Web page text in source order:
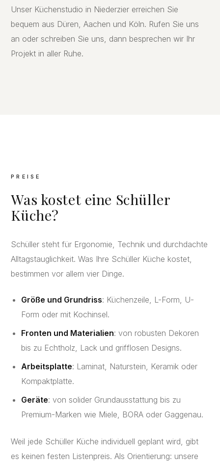
Unser Küchenstudio in Niederzier erreichen Sie
bequem aus Düren, Aachen und Köln. Rufen Sie uns
an oder schreiben Sie uns, dann besprechen wir Ihr
Projekt in aller Ruhe.
PREISE
Was kostet eine Schüller
Küche?
Schüller steht für Ergonomie, Technik und durchdachte
Alltagstauglichkeit. Was Ihre Schüller Küche kostet,
bestimmen vor allem vier Dinge.
Größe und Grundriss: Küchenzeile, L-Form, U-
Form oder mit Kochinsel.
Fronten und Materialien: von robusten Dekoren
bis zu Echtholz, Lack und grifflosen Designs.
Arbeitsplatte: Laminat, Naturstein, Keramik oder
Kompaktplatte.
Geräte: von solider Grundausstattung bis zu
Premium-Marken wie Miele, BORA oder Gaggenau.
Weil jede Schüller Küche individuell geplant wird, gibt
es keinen festen Listenpreis. Als Orientierung: unsere